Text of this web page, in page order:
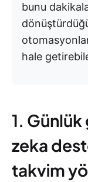
bunu
hale
1.
zeka
takvim